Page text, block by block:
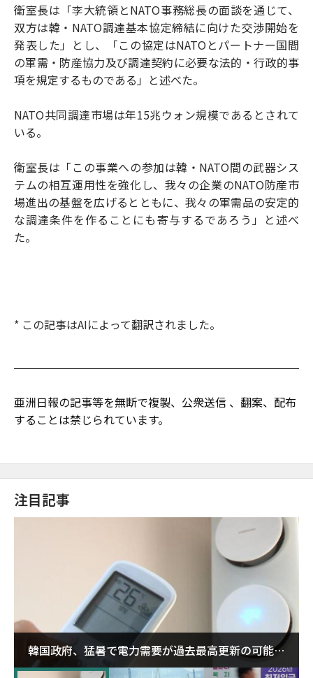
衛室長は「李大統領とNATO事務総長の面談を通じて、
双方は韓・NATO調達基本協定締結に向けた交渉開始を
発表した」とし、「この協定はNATOとパートナー国間
の軍需・防産協力及び調達契約に必要な法的・行政的事
項を規定するものである」と述べた。
NATO共同調達市場は年15兆ウォン規模であるとされて
いる。
衛室長は「この事業への参加は韓・NATO間の武器シス
テムの相互運用性を強化し、我々の企業のNATO防産市
場進出の基盤を広げるとともに、我々の軍需品の安定的
な調達条件を作ることにも寄与するであろう」と述べ
た。
* この記事はAIによって翻訳されました。
亜洲日報の記事等を無断で複製、公衆送信 、翻案、配布
することは禁じられています。
注目記事
韓国政府、猛暑で電力需要が過去最高更新の可能性